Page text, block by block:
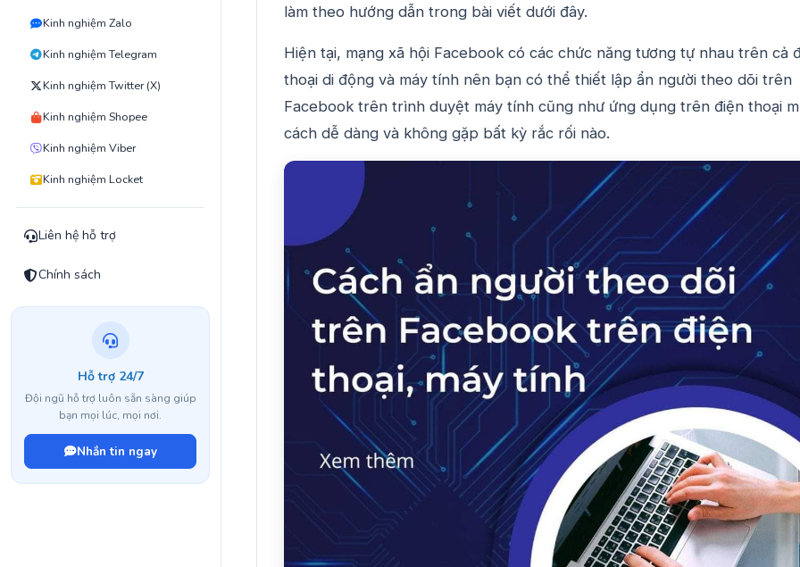
Kinh nghiệm Zalo
Kinh nghiệm Telegram
Kinh nghiệm Twitter (X)
Kinh nghiệm Shopee
Kinh nghiệm Viber
Kinh nghiệm Locket
Liên hệ hỗ trợ
Chính sách
Hỗ trợ 24/7
Đội ngũ hỗ trợ luôn sẵn sàng giúp
bạn mọi lúc, mọi nơi.
Nhắn tin ngay
làm theo hướng dẫn trong bài viết dưới đây.
Hiện tại, mạng xã hội Facebook có các chức năng tương tự nhau trên cả
thoại di động và máy tính nên bạn có thể thiết lập ẩn người theo dõi trên
Facebook trên trình duyệt máy tính cũng như ứng dụng trên điện thoại
cách dễ dàng và không gặp bất kỳ rắc rối nào.